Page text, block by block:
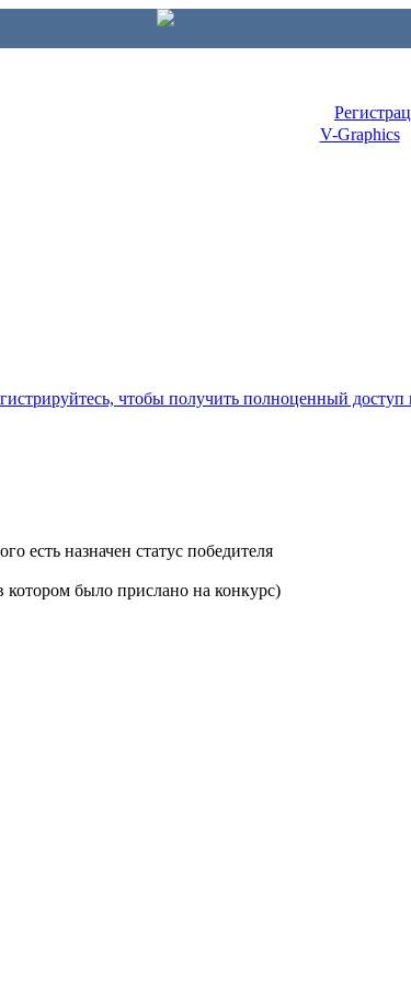
V-Graphics
чтобы получить полноценный
есть назначен статус победителя
котором было прислано на конкурс)